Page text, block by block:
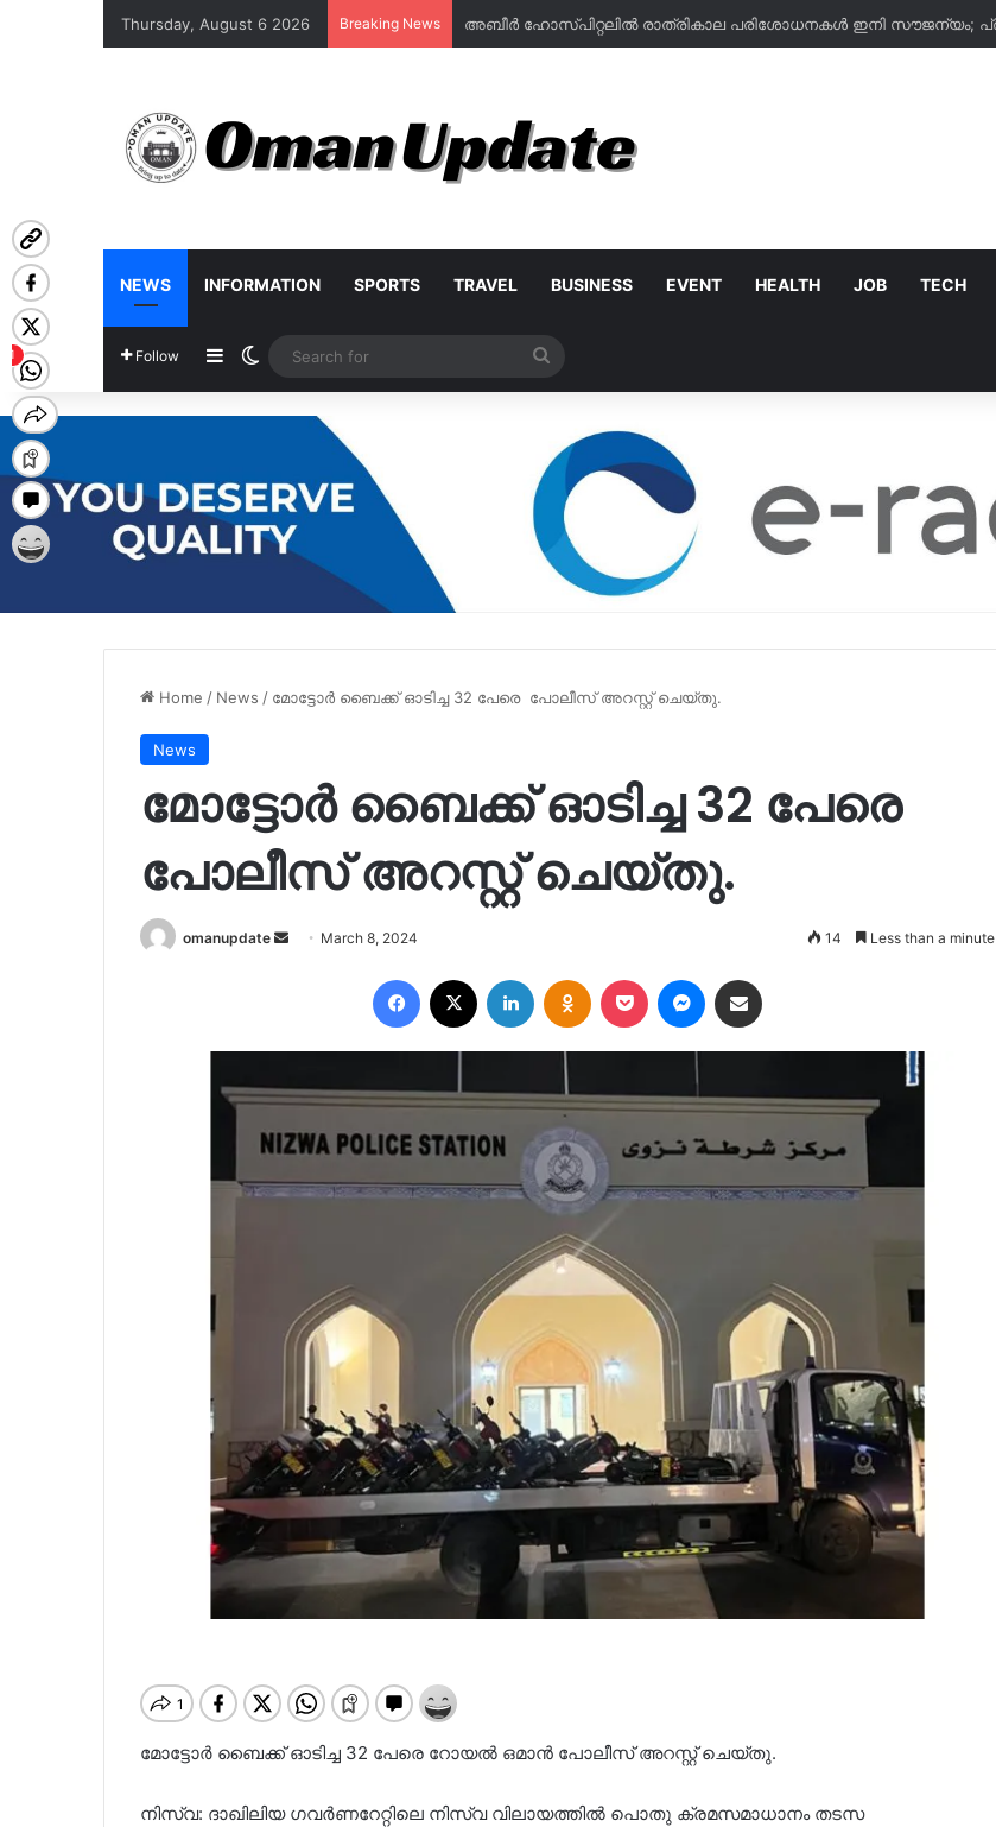
Thursday, August 6 2026 Breaking News
NEWS INFORMATION SPORTS TRAVEL BUSINESS EVENT HEALTH JOB TECH
Follow SidebarSwitch skin
for
Home / News / മോട്ടോർ ബൈക്ക് ഓടിച്ച 32 പേരെ പോലീസ് അറസ്റ്റ് ചെയ്തു.
News
മോട്ടോർ ബൈക്ക് ഓടിച്ച 32 പേരെ
പോലീസ് അറസ്റ്റ് ചെയ്തു.
omanupdate
Send March 8, 2024 14 Less than a minute
Facebook LinkedIn Odnoklassniki
Pocket Messenger
മോട്ടോർ ബൈക്ക് ഓടിച്ച 32 പേരെ റോയൽ ഒമാൻ പോലീസ് അറസ്റ്റ് ചെയ്തു.
നിസ്‌വ: ദാഖിലിയ ഗവർണറേറ്റിലെ നിസ്‌വ വിലായത്തിൽ പൊതു ക്രമസമാധാനം തടസ